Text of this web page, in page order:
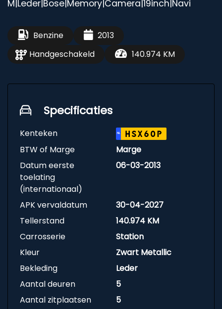
M|Leder|Bose|Memory|Camera|19inch|Navi
Benzine
2013
Handgeschakeld
140.974 KM
Specificaties
Kenteken NL HSX60P
BTW of Marge
Marge
Datum eerste
toelating
(internationaal)
06-03-2013
APK vervaldatum
30-04-2027
Tellerstand
140.974 KM
Carrosserie
Station
Kleur
Zwart Metallic
Bekleding
Leder
Aantal deuren
5
Aantal zitplaatsen
5